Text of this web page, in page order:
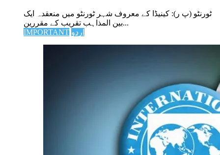
ٹورنٹو (پ ر): کینیڈا کے معروف شہر ٹورنٹو میں منعقدہ ایک
بین المذاہب تقریب کے مقررین...
IMPORTANT اردو